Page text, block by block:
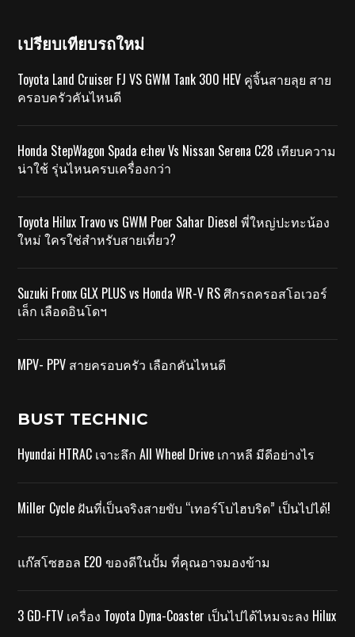
เปรียบเทียบรถใหม่
Toyota Land Cruiser FJ VS GWM Tank 300 HEV คู่จิ้นสายลุย สาย
ครอบครัวคันไหนดี
Honda StepWagon Spada e:hev Vs Nissan Serena C28 เทียบความ
น่าใช้ รุ่นไหนครบเครื่องกว่า
Toyota Hilux Travo vs GWM Poer Sahar Diesel พี่ใหญ่ปะทะน้อง
ใหม่ ใครใช่สำหรับสายเที่ยว?
Suzuki Fronx GLX PLUS vs Honda WR-V RS ศึกรถครอสโอเวอร์
เล็ก เลือดอินโดฯ
MPV- PPV สายครอบครัว เลือกคันไหนดี
BUST TECHNIC
Hyundai HTRAC เจาะลึก All Wheel Drive เกาหลี มีดีอย่างไร
Miller Cycle ฝันที่เป็นจริงสายขับ “เทอร์โบไฮบริด” เป็นไปได้!
แก๊สโซฮอล E20 ของดีในปั้ม ที่คุณอาจมองข้าม
3 GD-FTV เครื่อง Toyota Dyna-Coaster เป็นไปได้ไหมจะลง Hilux